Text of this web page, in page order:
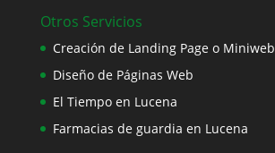
Otros Servicios
Creación de Landing Page o Miniweb
Diseño de Páginas Web
El Tiempo en Lucena
Farmacias de guardia en Lucena